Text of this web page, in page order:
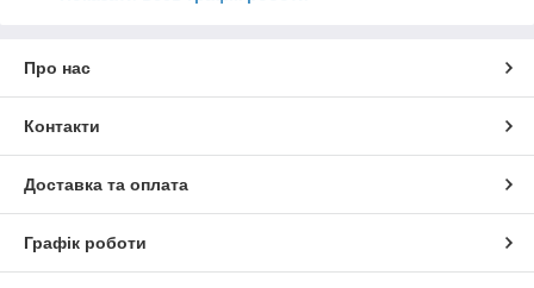
Про нас
Контакти
Доставка та оплата
Графік роботи